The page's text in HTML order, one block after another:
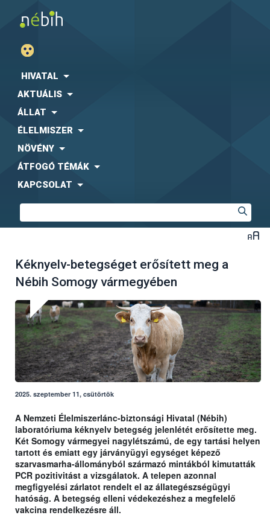
HIVATAL
AKTUÁLIS
ÁLLAT
ÉLELMISZER
NÖVÉNY
ÁTFOGÓ TÉMÁK
KAPCSOLAT
Kéknyelv-betegséget erősített meg a
Nébih Somogy vármegyében
2025. szeptember 11, csütörtök
A Nemzeti Élelmiszerlánc-biztonsági Hivatal (Nébih)
laboratóriuma kéknyelv betegség jelenlétét erősítette meg.
Két Somogy vármegyei nagylétszámú, de egy tartási helyen
tartott és emiatt egy járványügyi egységet képező
szarvasmarha-állományból származó mintákból kimutatták
PCR pozitivitást a vizsgálatok. A telepen azonnal
megfigyelési zárlatot rendelt el az állategészségügyi
hatóság. A betegség elleni védekezéshez a megfelelő
vakcina rendelkezésre áll.